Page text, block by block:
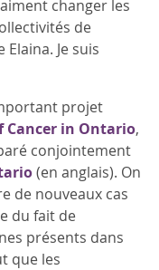
changer les
de
Je suis
projet
Cancer in Ontario,
conjointement
(en anglais). On
de nouveaux cas
du fait de
présents dans
que les